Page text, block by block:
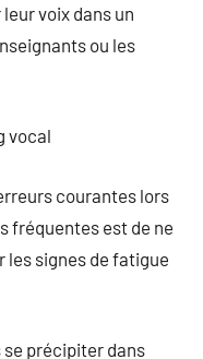
voix dans un
ou les
vocal
courantes lors
fréquentes est de ne
les signes de fatigue
se précipiter dans